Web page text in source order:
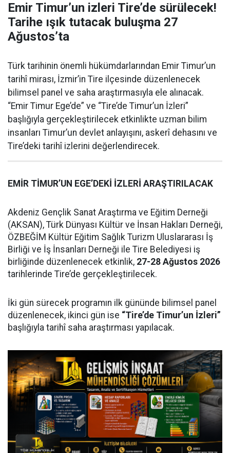
Emir Timur’un izleri Tire’de sürülecek!
Tarihe ışık tutacak buluşma 27
Ağustos’ta
Türk tarihinin önemli hükümdarlarından Emir Timur’un
tarihî mirası, İzmir’in Tire ilçesinde düzenlenecek
bilimsel panel ve saha araştırmasıyla ele alınacak.
“Emir Timur Ege’de” ve “Tire’de Timur’un İzleri”
başlığıyla gerçekleştirilecek etkinlikte uzman bilim
insanları Timur’un devlet anlayışını, askerî dehasını ve
Tire’deki tarihî izlerini değerlendirecek.
EMİR TİMUR’UN EGE’DEKİ İZLERİ ARAŞTIRILACAK
Akdeniz Gençlik Sanat Araştırma ve Eğitim Derneği
(AKSAN), Türk Dünyası Kültür ve İnsan Hakları Derneği,
ÖZBEĞİM Kültür Eğitim Sağlık Turizm Uluslararası İş
Birliği ve İş İnsanları Derneği ile Tire Belediyesi iş
birliğinde düzenlenecek etkinlik, 27-28 Ağustos 2026
tarihlerinde Tire’de gerçekleştirilecek.
İki gün sürecek programın ilk gününde bilimsel panel
düzenlenecek, ikinci gün ise “Tire’de Timur’un İzleri”
başlığıyla tarihî saha araştırması yapılacak.